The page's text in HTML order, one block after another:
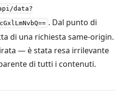
data?
. Dal punto di
di una richiesta same-origin.
— è stata resa irrilevante
di tutti i contenuti.